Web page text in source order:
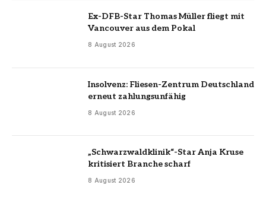
Ex-DFB-Star Thomas Müller fliegt mit
Vancouver aus dem Pokal
8 August 2026
Insolvenz: Fliesen-Zentrum Deutschland
erneut zahlungsunfähig
8 August 2026
„Schwarzwaldklinik“-Star Anja Kruse
kritisiert Branche scharf
8 August 2026